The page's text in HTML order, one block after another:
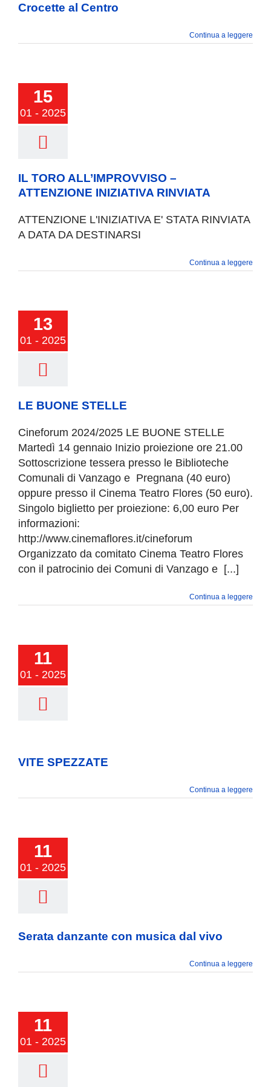
Crocette al Centro
Continua a leggere
15
01 - 2025
TORO
–
IL TORO ALL’IMPROVVISO –
ATTENZIONE INIZIATIVA RINVIATA
ATTENZIONE L'INIZIATIVA E' STATA RINVIATA
A DATA DA DESTINARSI
Continua a leggere
13
01 - 2025
LE BUONE STELLE
Cineforum 2024/2025 LE BUONE STELLE
Martedì 14 gennaio Inizio proiezione ore 21.00
Sottoscrizione tessera presso le Biblioteche
Comunali di Vanzago e Pregnana (40 euro)
oppure presso il Cinema Teatro Flores (50 euro).
Singolo biglietto per proiezione: 6,00 euro Per
informazioni:
http://www.cinemaflores.it/cineforum
Organizzato da comitato Cinema Teatro Flores
con il patrocinio dei Comuni di Vanzago e [...]
Continua a leggere
11
01 - 2025
VITE SPEZZATE
Continua a leggere
11
01 - 2025
Serata danzante con musica dal vivo
Continua a leggere
11
01 - 2025